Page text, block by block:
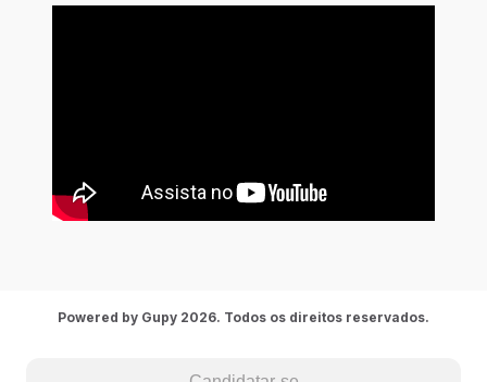
Powered by Gupy 2026. Todos os direitos reservados.